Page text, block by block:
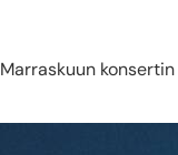
Marraskuun